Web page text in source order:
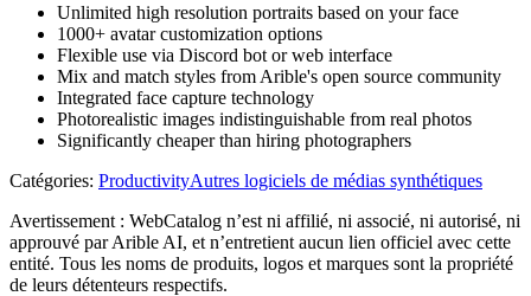
Unlimited high resolution portraits based on your face
1000+ avatar customization options
Flexible use via Discord bot or web interface
Mix and match styles from Arible's open source community
Integrated face capture technology
Photorealistic images indistinguishable from real photos
Significantly cheaper than hiring photographers
Catégories: ProductivityAutres logiciels de médias synthétiques
Avertissement : WebCatalog n’est ni affilié, ni associé, ni autorisé, ni
approuvé par Arible AI, et n’entretient aucun lien officiel avec cette
entité. Tous les noms de produits, logos et marques sont la propriété
de leurs détenteurs respectifs.